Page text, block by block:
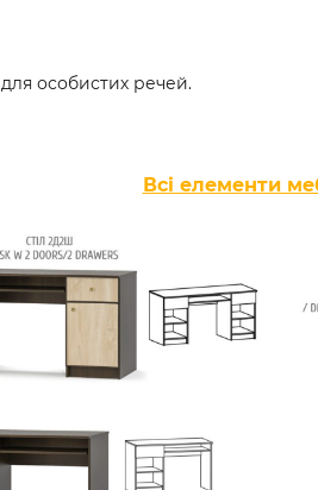
особистих речей.
Всі елементи